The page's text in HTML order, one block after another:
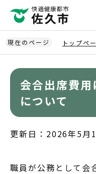
ペ
ー
ジ
現在のページ トップペ
会合出席費
について
更新日：2026年5月
職員が公務として会